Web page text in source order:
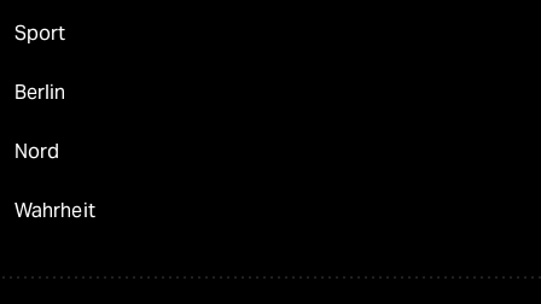
Sport
Berlin
Nord
Wahrheit